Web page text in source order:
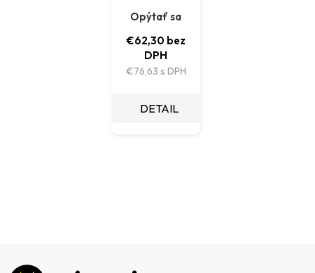
Opýtať sa
€62,30 bez
DPH
€76,63
DETAIL